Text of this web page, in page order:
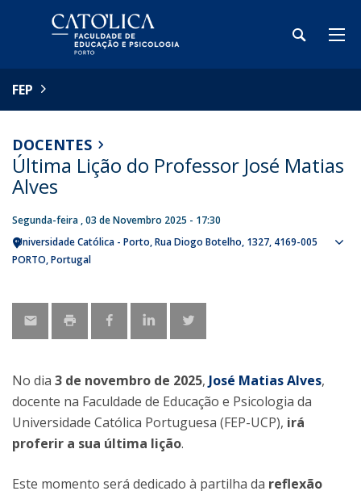
FEP
DOCENTES
Última Lição do Professor José Matias
Alves
Segunda-feira , 03 de Novembro 2025 - 17:30
Universidade Católica - Porto Rua Diogo Botelho, 1327 4169-005
PORTO Portugal
No dia 3 de novembro de 2025, José Matias Alves,
docente na Faculdade de Educação e Psicologia da
Universidade Católica Portuguesa (FEP-UCP), irá
proferir a sua última lição.
Este momento será dedicado à partilha da reflexão